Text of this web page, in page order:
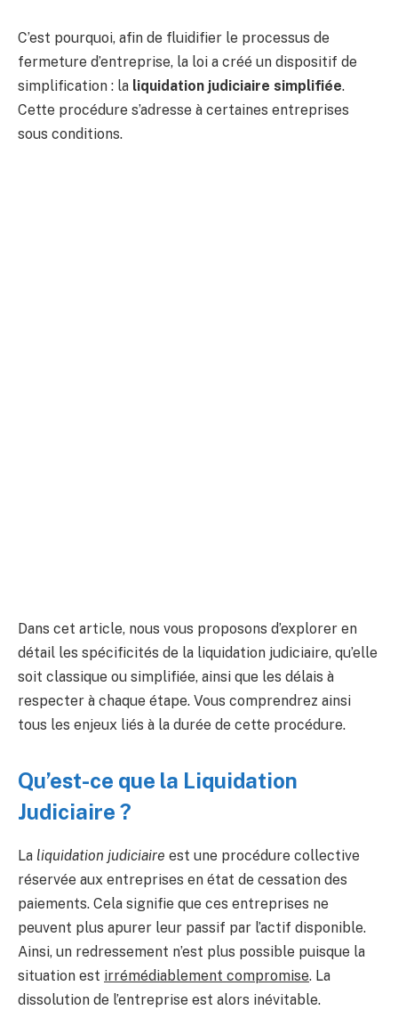
C’est pourquoi, afin de fluidifier le processus de
fermeture d’entreprise, la loi a créé un dispositif de
simplification : la liquidation judiciaire simplifiée.
Cette procédure s’adresse à certaines entreprises
sous conditions.
Dans cet article, nous vous proposons d’explorer en
détail les spécificités de la liquidation judiciaire, qu’elle
soit classique ou simplifiée, ainsi que les délais à
respecter à chaque étape. Vous comprendrez ainsi
tous les enjeux liés à la durée de cette procédure.
Qu’est-ce que la Liquidation
Judiciaire ?
La liquidation judiciaire est une procédure collective
réservée aux entreprises en état de cessation des
paiements. Cela signifie que ces entreprises ne
peuvent plus apurer leur passif par l’actif disponible.
Ainsi, un redressement n’est plus possible puisque la
situation est irrémédiablement compromise. La
dissolution de l’entreprise est alors inévitable.